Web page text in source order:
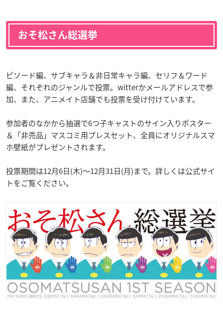
おそ松さん総選挙
ピソード編、サブキャラ＆非日常キャラ編、セリフ＆ワード
編、それぞれのジャンルで投票。witterかメールアドレスで参
加、また、アニメイト店舗でも投票を受け付けています。
参加者のなかから抽選で6つ子キャストのサイン入りポスター
＆「非売品」マスコミ用プレスセット、全員にオリジナルスマ
ホ壁紙がプレゼントされます。
投票期間は12月6日(木)～12月31日(月)まで。詳しくは公式サイ
トをご覧ください。